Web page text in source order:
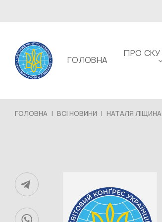
ГОЛОВНА
ПРО СКУ
ГОЛОВНА | ВСІ НОВИНИ | НАТАЛЯ ЛІЩИНА